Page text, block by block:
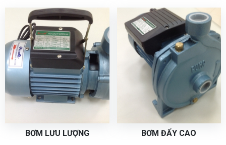
BƠM LƯU LƯỢNG
BƠM ĐẨY CAO